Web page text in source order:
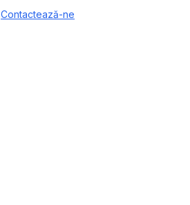
Contactează-ne